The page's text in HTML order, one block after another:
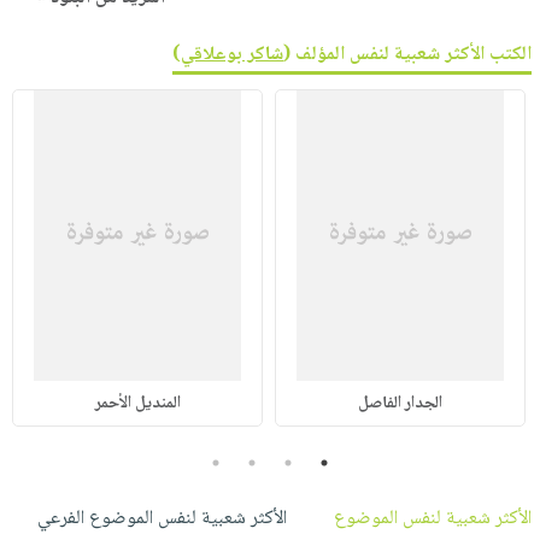
الكتب الأكثر شعبية لنفس المؤلف (شاكر بوعلاقي)
الجدار الفاصل المنديل الأحمر
1
2
3
4
الأكثر شعبية لنفس الموضوع
الأكثر شعبية لنفس الموضوع الفرعي